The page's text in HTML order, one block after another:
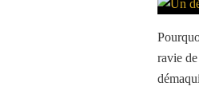
ravie